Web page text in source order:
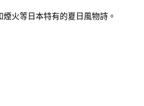
火等日本特有的夏日風物詩。